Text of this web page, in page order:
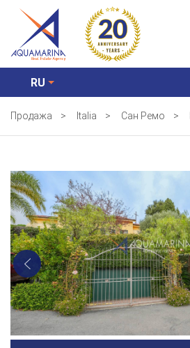
RU
Продажа > Italia > Сан Ремо >